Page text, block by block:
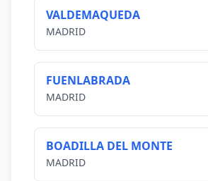
VALDEMAQUEDA
MADRID
FUENLABRADA
MADRID
BOADILLA DEL MONTE
MADRID